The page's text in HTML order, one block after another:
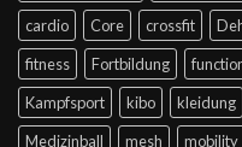
cardio
Core crossfit
fitness
Fortbildung
Kampfsport
kibo kleidung
Medizinball
mesh mobility